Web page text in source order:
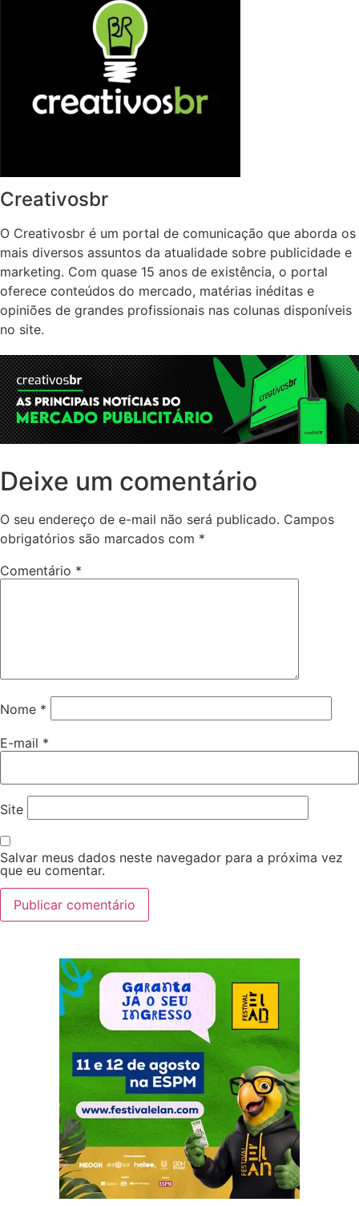
Creativosbr
O Creativosbr é um portal de comunicação que aborda os
mais diversos assuntos da atualidade sobre publicidade e
marketing. Com quase 15 anos de existência, o portal
oferece conteúdos do mercado, matérias inéditas e
opiniões de grandes profissionais nas colunas disponíveis
no site.
Deixe um comentário
O seu endereço de e-mail não será publicado. Campos
obrigatórios são marcados com *
Comentário *
Nome *
E-mail *
Site
Salvar meus dados neste navegador para a próxima vez
que eu comentar.